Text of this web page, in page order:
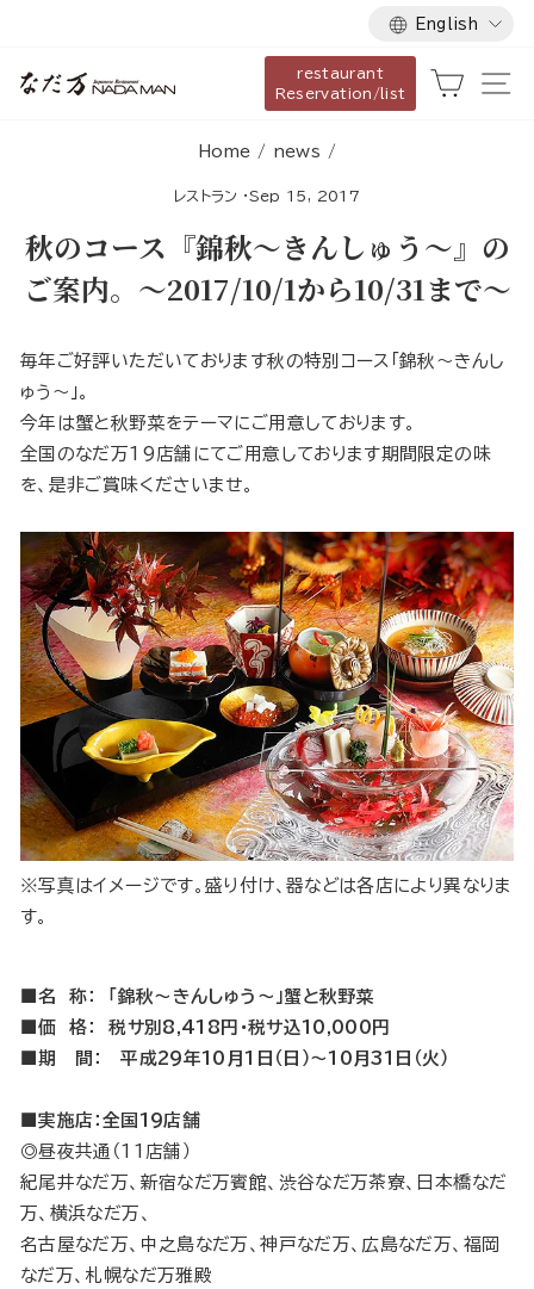
content
Language
English
restaurant
Reservation/list
Cart
Home / news /
レストラン · Sep 15, 2017
秋のコース『錦秋〜きんしゅう〜』の
ご案内。～2017/10/1から10/31まで～
毎年ご好評いただいております秋の特別コース「錦秋〜きんし
ゅう〜」。
今年は蟹と秋野菜をテーマにご用意しております。
全国のなだ万19店舗にてご用意しております期間限定の味
を、是非ご賞味くださいませ。
※写真はイメージです。盛り付け、器などは各店により異なりま
す。
■名 称： 「錦秋～きんしゅう～」蟹と秋野菜
■価 格： 税サ別8,418円・税サ込10,000円
■期 間： 平成29年10月1日（日）～10月31日（火）
■実施店：全国19店舗
◎昼夜共通（11店舗）
紀尾井なだ万、新宿なだ万賓館、渋谷なだ万茶寮、日本橋なだ
万、横浜なだ万、
名古屋なだ万、中之島なだ万、神戸なだ万、広島なだ万、福岡
なだ万、札幌なだ万雅殿